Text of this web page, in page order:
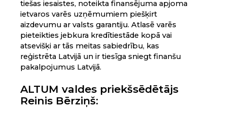
tiešas iesaistes, noteikta finansējuma apjoma
ietvaros varēs uzņēmumiem piešķirt
aizdevumu ar valsts garantiju. Atlasē varēs
pieteikties jebkura kredītiestāde kopā vai
atsevišķi ar tās meitas sabiedrību, kas
reģistrēta Latvijā un ir tiesīga sniegt finanšu
pakalpojumus Latvijā.
ALTUM valdes priekšsēdētājs
Reinis Bērziņš: